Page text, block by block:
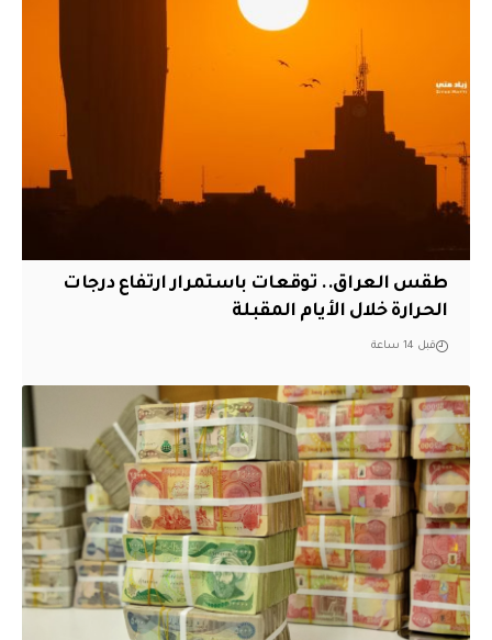
طقس العراق.. توقعات باستمرار ارتفاع درجات
الحرارة خلال الأيام المقبلة
قبل 14 ساعة